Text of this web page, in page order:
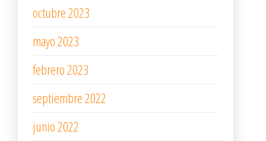
octubre 2023
mayo 2023
febrero 2023
septiembre 2022
junio 2022